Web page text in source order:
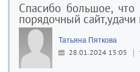
Спасибо большое,
порядочный сайт,удачи
Татьяна Пяткова
28.01.2024 15:05